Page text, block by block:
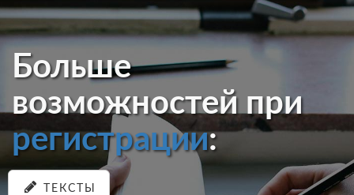
Больше
возможностей при
регистрации:
ТЕКСТЫ